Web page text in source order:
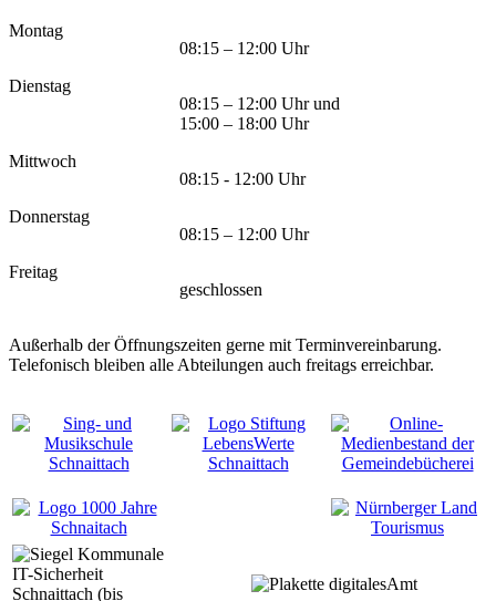
Montag
08:15 – 12:00 Uhr
Dienstag
08:15 – 12:00 Uhr und
15:00 – 18:00 Uhr
Mittwoch
08:15 - 12:00 Uhr
Donnerstag
08:15 – 12:00 Uhr
Freitag
geschlossen
Außerhalb der Öffnungszeiten gerne mit Terminvereinbarung.
Telefonisch bleiben alle Abteilungen auch freitags erreichbar.